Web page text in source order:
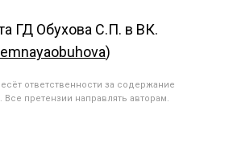
ГД Обухова С.П. в ВК.
)
ответственности за содержание
претензии направлять авторам.